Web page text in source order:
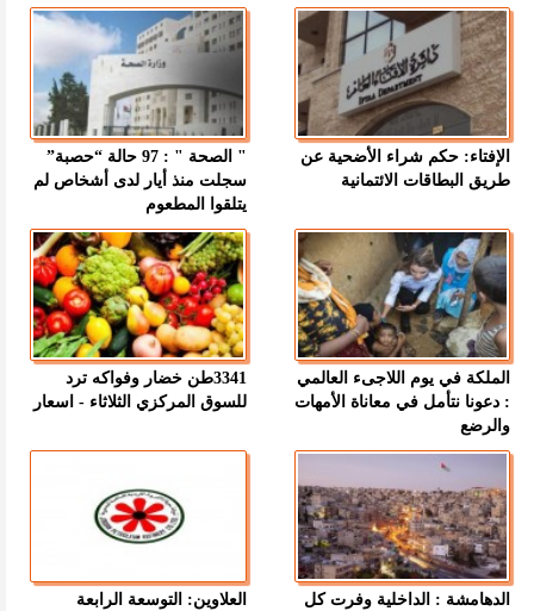
الإفتاء: حكم شراء الأضحية عن
طريق البطاقات الائتمانية
" الصحة " : 97 حالة “حصبة”
سجلت منذ أيار لدى أشخاص لم
يتلقوا المطعوم
الملكة في يوم اللاجىء العالمي
: دعونا نتأمل في معاناة الأمهات
والرضع
3341طن خضار وفواكه ترد
للسوق المركزي الثلاثاء - اسعار
الدهامشة : الداخلية وفرت كل
العلاوين: التوسعة الرابعة